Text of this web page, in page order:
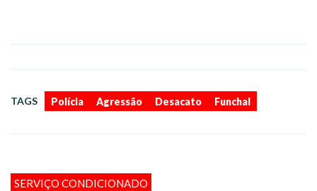
TAGS Polícia Agressão Desacato Funchal
SERVIÇO CONDICIONADO